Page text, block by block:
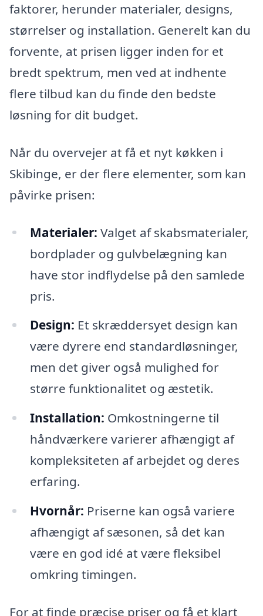
faktorer, herunder materialer, designs,
størrelser og installation. Generelt kan du
forvente, at prisen ligger inden for et
bredt spektrum, men ved at indhente
flere tilbud kan du finde den bedste
løsning for dit budget.
Når du overvejer at få et nyt køkken i
Skibinge, er der flere elementer, som kan
påvirke prisen:
Materialer: Valget af skabsmaterialer,
bordplader og gulvbelægning kan
have stor indflydelse på den samlede
pris.
Design: Et skræddersyet design kan
være dyrere end standardløsninger,
men det giver også mulighed for
større funktionalitet og æstetik.
Installation: Omkostningerne til
håndværkere varierer afhængigt af
kompleksiteten af arbejdet og deres
erfaring.
Hvornår: Priserne kan også variere
afhængigt af sæsonen, så det kan
være en god idé at være fleksibel
omkring timingen.
For at finde præcise priser og få et klart